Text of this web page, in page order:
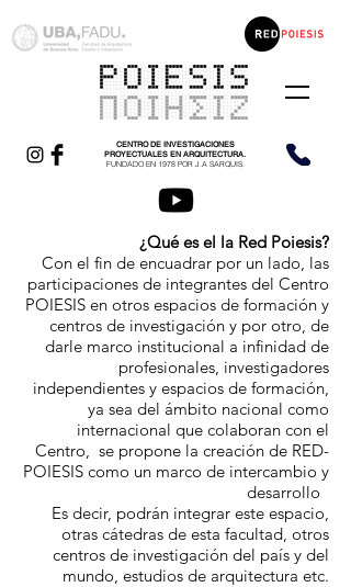
CENTRO DE INVESTIGACIONES
PROYECTUALES EN ARQUITECTURA.
FUNDADO EN 1978 POR J.A SARQUIS.
¿Qué es el la Red Poiesis?
Con el fin de encuadrar por un lado, las
participaciones de integrantes del Centro
POIESIS en otros espacios de formación y
centros de investigación y por otro, de
darle marco institucional a infinidad de
profesionales, investigadores
independientes y espacios de formación,
ya sea del ámbito nacional como
internacional que colaboran con el
Centro, se propone la creación de RED-
POIESIS como un marco de intercambio y
desarrollo
Es decir, podrán integrar este espacio,
otras cátedras de esta facultad, otros
centros de investigación del país y del
mundo, estudios de arquitectura etc.